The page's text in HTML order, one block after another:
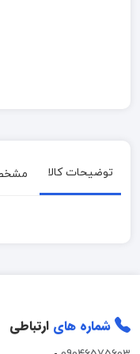
توضیحات کالا
شماره های ارتباطی